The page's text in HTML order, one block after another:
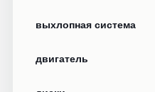
выхлопная система
двигатель